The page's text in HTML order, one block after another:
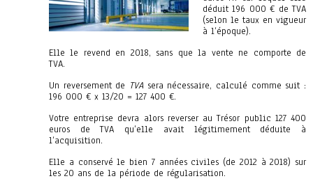
déduit 196 000 € de TVA
(selon le taux en vigueur
à l’époque).
Elle le revend en 2018, sans que la vente ne comporte de
TVA.
Un reversement de TVA sera nécessaire, calculé comme suit :
196 000 € x 13/20 = 127 400 €.
Votre entreprise devra alors reverser au Trésor public 127 400
euros de TVA qu’elle avait légitimement déduite à
l’acquisition.
Elle a conservé le bien 7 années civiles (de 2012 à 2018) sur
les 20 ans de la période de régularisation.